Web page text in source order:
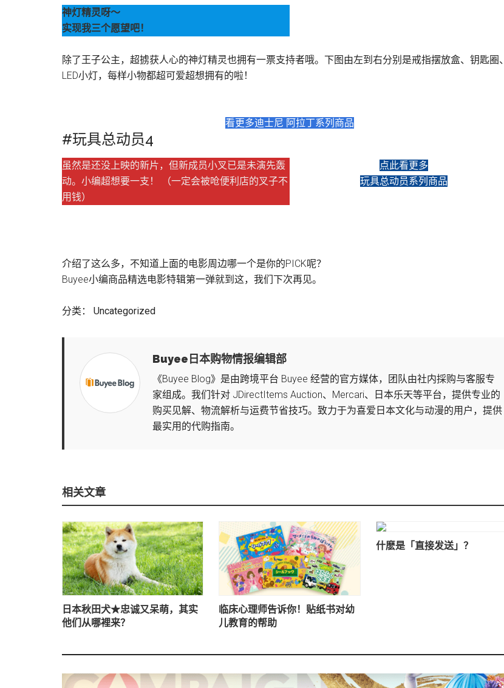
神灯精灵呀～
实现我三个愿望吧！
除了王子公主，超掳获人心的神灯精灵也拥有一票支持者哦。下图由左到右分别是戒指摆放盒、钥匙圈、
LED小灯，每样小物都超可爱超想拥有的啦！
看更多迪士尼 阿拉丁系列商品
#玩具总动员4
虽然是还没上映的新片，但新成员小叉已是未演先轰
动。小编超想要一支！ （一定会被呛便利店的叉子不
用钱）
点此看更多
玩具总动员系列商品
介绍了这么多，不知道上面的电影周边哪一个是你的PICK呢？
Buyee小编商品精选电影特辑第一弹就到这，我们下次再见。
分类： Uncategorized
Buyee日本购物情报编辑部
《Buyee Blog》是由跨境平台 Buyee 经营的官方媒体，团队由社内採购与客服专
家组成。我们针对 JDirectItems Auction、Mercari、日本乐天等平台，提供专业的
购买见解、物流解析与运费节省技巧。致力于为喜爱日本文化与动漫的用户，提供
最实用的代购指南。
相关文章
日本秋田犬★忠诚又呆萌，其实
他们从哪裡来？
临床心理师告诉你！贴纸书对幼
儿教育的帮助
什麽是「直接发送」？